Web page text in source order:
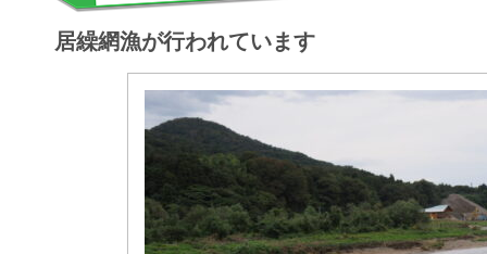
居繰網漁が行われています